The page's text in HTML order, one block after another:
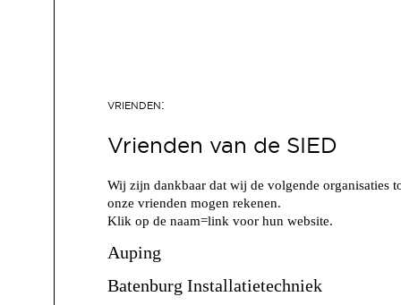
Vrienden van de SIED
Wij zijn dankbaar dat wij de volgende organisaties
onze vrienden mogen rekenen.
Klik op de naam=link voor hun website.
Auping
Batenburg Installatietechniek